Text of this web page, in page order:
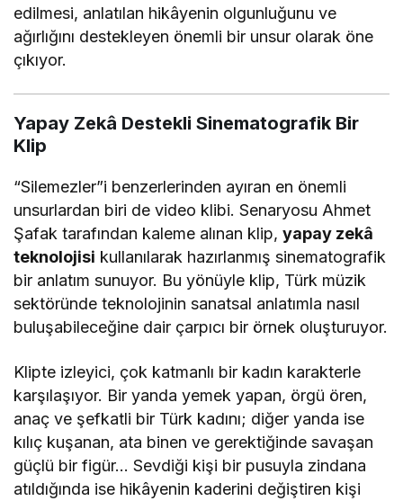
edilmesi, anlatılan hikâyenin olgunluğunu ve
ağırlığını destekleyen önemli bir unsur olarak öne
çıkıyor.
Yapay Zekâ Destekli Sinematografik Bir
Klip
“Silemezler”i benzerlerinden ayıran en önemli
unsurlardan biri de video klibi. Senaryosu Ahmet
Şafak tarafından kaleme alınan klip,yapay zekâ
teknolojisi kullanılarak hazırlanmış sinematografik
bir anlatım sunuyor. Bu yönüyle klip, Türk müzik
sektöründe teknolojinin sanatsal anlatımla nasıl
buluşabileceğine dair çarpıcı bir örnek oluşturuyor.
Klipte izleyici, çok katmanlı bir kadın karakterle
karşılaşıyor. Bir yanda yemek yapan, örgü ören,
anaç ve şefkatli bir Türk kadını; diğer yanda ise
kılıç kuşanan, ata binen ve gerektiğinde savaşan
güçlü bir figür… Sevdiği kişi bir pusuyla zindana
atıldığında ise hikâyenin kaderini değiştiren kişi